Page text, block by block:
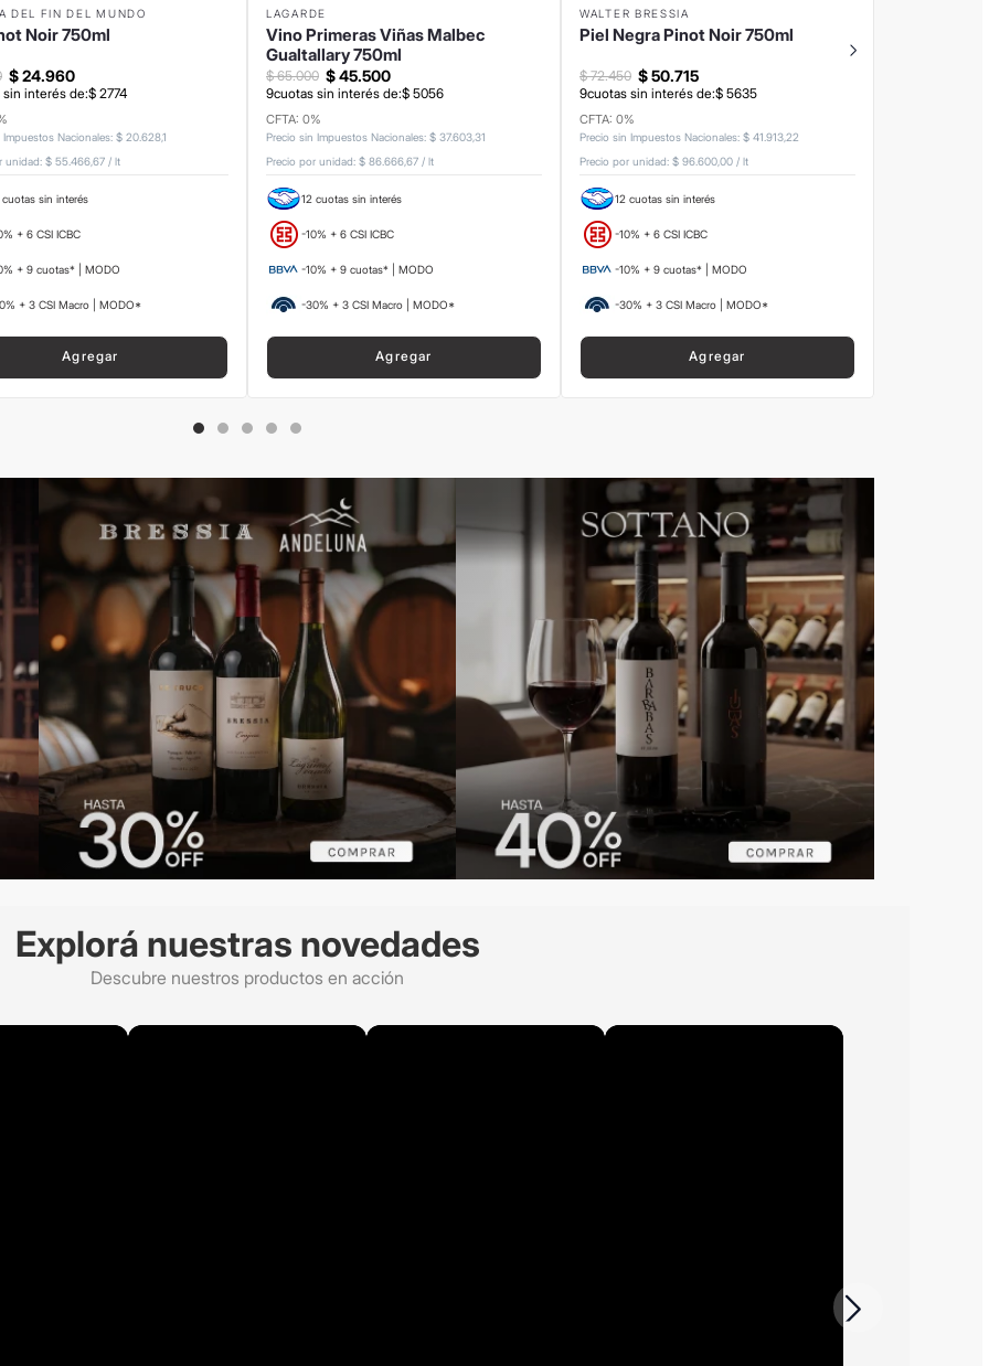
DEL FIN DEL MUNDO
Noir 750ml
$24.960
sin interés de:$ 2774
Impuestos Nacionales: $ 206281
unidad: $ 55.466,67 / lt
cuotas sin interés
+ 6 CSI ICBC
+ 9 cuotas* | MODO
+ 3 CSI Macro | MODO*
Agregar
LAGARDE
Vino Primeras Viñas Malbec
Gualtallary 750ml
$45.500
$ 65.000
9cuotas sin interés de:$ 5056
CFTA: 0%
Precio sin Impuestos Nacionales: $ 37.60331
Precio por unidad: $ 86.666,67 / lt
12 cuotas sin interés
-10% + 6 CSI ICBC
-10% + 9 cuotas* | MODO
-30% + 3 CSI Macro | MODO*
Agregar
WALTER BRESSIA
Piel Negra Pinot Noir 750ml
$50.715
$ 72.450
9cuotas sin interés de:$ 5635
CFTA: 0%
Precio sin Impuestos Nacionales: $ 41 91322
Precio por unidad: $ 96.600,00 / lt
12 cuotas sin interés
-10% + 6 CSI ICBC
-10% + 9 cuotas* | MODO
-30% + 3 CSI Macro | MODO*
Agregar
Explorá nuestras novedades
Descubre nuestros productos en acción